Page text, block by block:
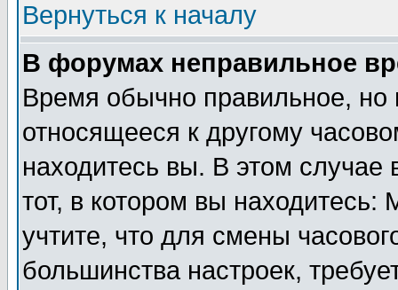
Вернуться к началу
В форумах неправильное
Время обычно правильное,
относящееся к другому
находитесь вы. В этом
тот, в котором вы
учтите, что для смены
большинства настроек,